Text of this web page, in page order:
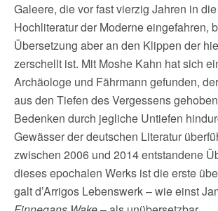
Galeere, die vor fast vierzig Jahren in
Hochliteratur der Moderne eingefahren,
Übersetzung aber an den Klippen der
zerschellt ist. Mit Moshe Kahn hat sich
Archäologe und Fährmann gefunden,
aus den Tiefen des Vergessens
Bedenken durch jegliche Untiefen
Gewässer der deutschen Literatur
zwischen 2006 und 2014 entstandene
dieses epochalen Werks ist die erste
galt d’Arrigos Lebenswerk – wie einst